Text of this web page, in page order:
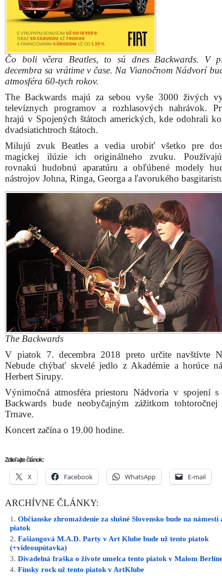
Čo boli včera Beatles, to sú dnes Backwards. V
decembra sa vrátime v čase. Na Vianočnom Nádvorí
atmosféra 60-tych rokov.
The Backwards majú za sebou vyše 3000 živých
televíznych programov a rozhlasových nahrávok.
hrajú v Spojených štátoch amerických, kde odohrali
dvadsiatichtroch štátoch.
Milujú zvuk Beatles a vedia urobiť všetko pre
magickej ilúzie ich originálneho zvuku.
rovnakú hudobnú aparatúru a obľúbené modely
nástrojov Johna, Ringa, Georga a ľavorukého
The Backwards
V piatok 7. decembra 2018 preto určite navštívte
Nebude chýbať skvelé jedlo z Akadémie a horúce
Herbert Sirupy.
Výnimočná atmosféra priestoru Nádvoria v spojení
Backwards bude neobyčajným zážitkom
Trnave.
Koncert začína o 19.00 hodine.
Zdieľajte článok:
X Facebook WhatsApp E-mail
ARCHÍVNE ČLÁNKY:
Občianske zhromaždenie za slušné Slovensko bude na námestí
piatok
Fašiangová M.A.D. Party v Art Klube bude už tento piatok
(+videoupútavka)
Divadelná fraška o živote umelca tento piatok v Malom
Fínsky rock už tento piatok v ArtKlube